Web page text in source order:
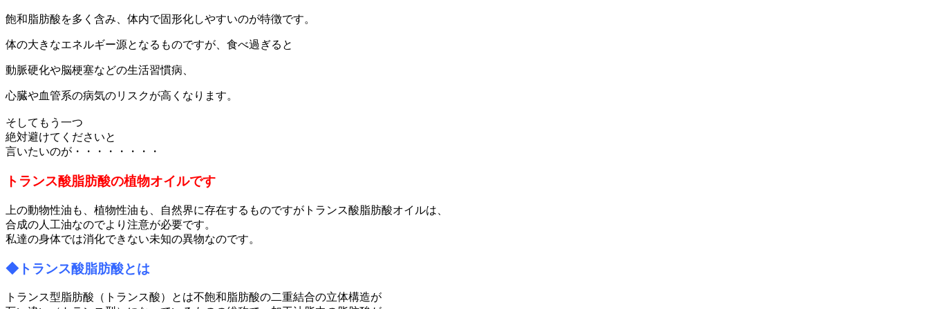
飽和脂肪酸を多く含み、体内で固形化しやすいのが特徴です。
体の大きなエネルギー源となるものですが、食べ過ぎると
動脈硬化や脳梗塞などの生活習慣病、
心臓や血管系の病気のリスクが高くなります。
そしてもう一つ
絶対避けてくださいと
言いたいのが・・・・・・・・
トランス酸脂肪酸の植物オイルです
上の動物性油も、植物性油も、自然界に存在するものですがトランス酸脂肪酸オイルは、
合成の人工油なのでより注意が必要です。
私達の身体では消化できない未知の異物なのです。
◆トランス酸脂肪酸とは
トランス型脂肪酸（トランス酸）とは不飽和脂肪酸の二重結合の立体構造が